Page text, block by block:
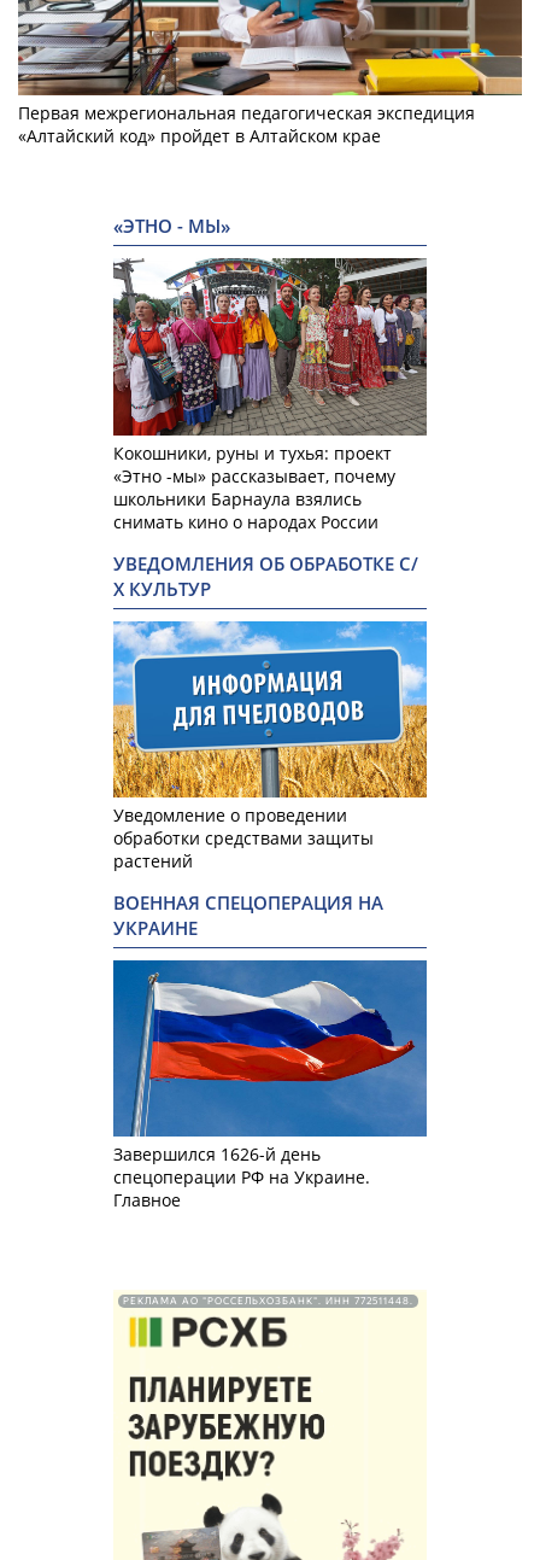
Первая межрегиональная педагогическая экспедиция
«Алтайский код» пройдет в Алтайском крае
«ЭТНО - МЫ»
Кокошники, руны и тухья: проект
«Этно -мы» рассказывает, почему
школьники Барнаула взялись
снимать кино о народах России
УВЕДОМЛЕНИЯ ОБ ОБРАБОТКЕ С/
Х КУЛЬТУР
Уведомление о проведении
обработки средствами защиты
растений
ВОЕННАЯ СПЕЦОПЕРАЦИЯ НА
УКРАИНЕ
Завершился 1626-й день
спецоперации РФ на Украине.
Главное
РЕКЛАМА АО "РОССЕЛЬХОЗБАНК". ИНН 772511448.